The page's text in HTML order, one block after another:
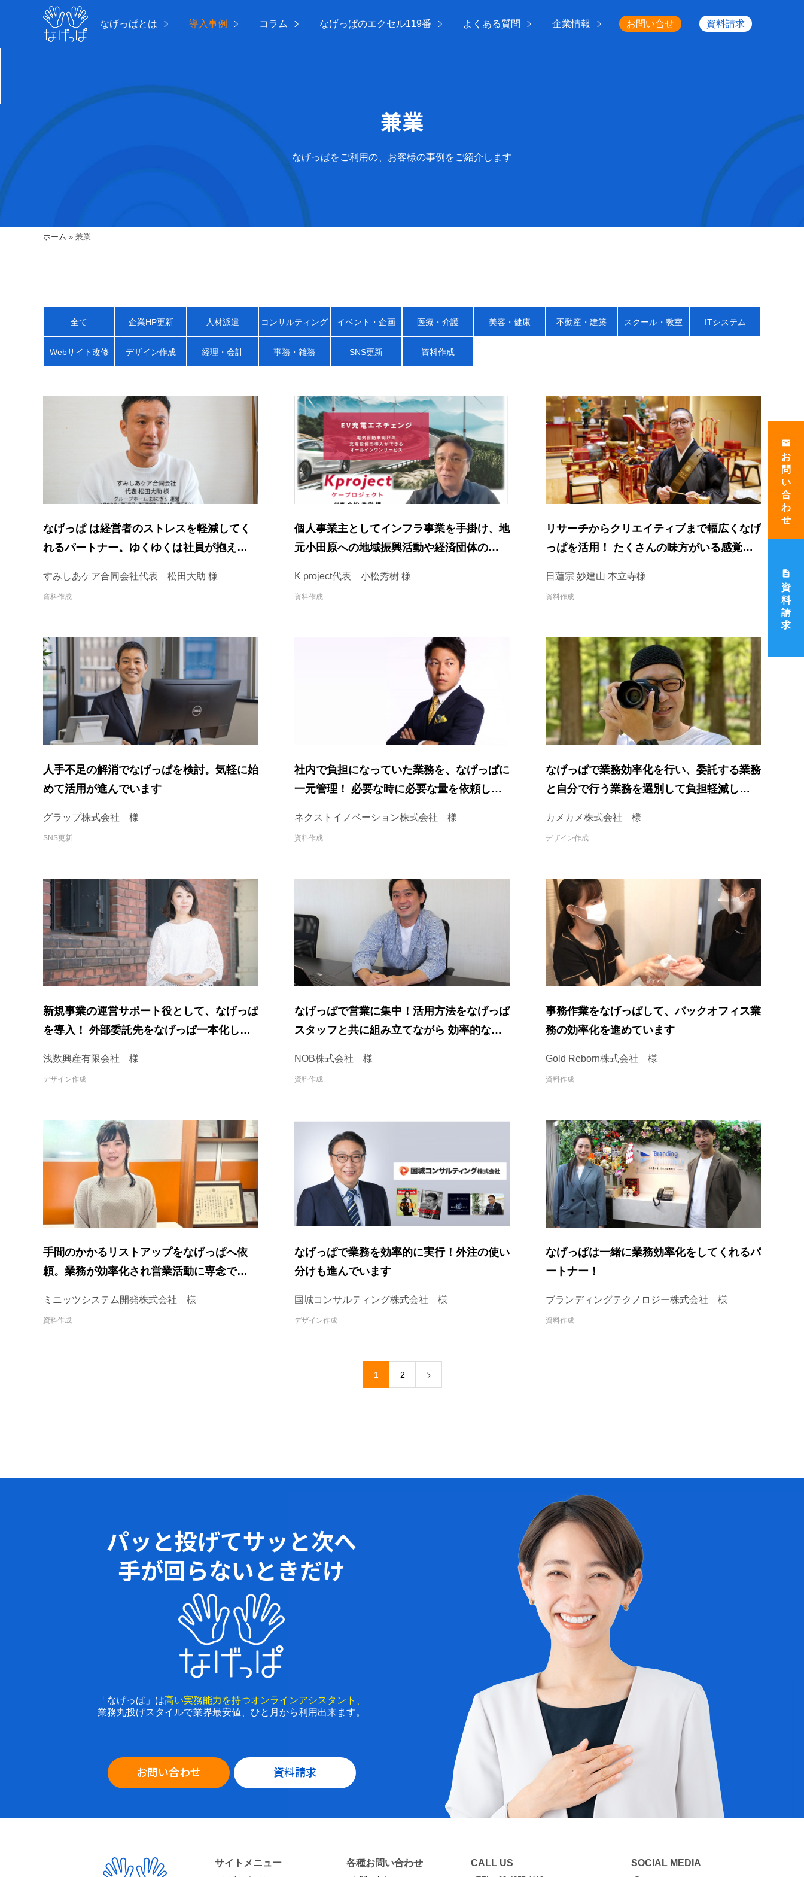
なげっぱとは 導入事例 コラム なげっぱのエクセル119番 よくある質問 企業情報 お問い合せ 資料請求
email
お
問
い
合
わ
せ
description
資
料
請
求
兼業
なげっぱをご利用の、お客様の事例をご紹介します
ホーム » 兼業
全て 企業HP更新 人材派遣 コンサルティング イベント・企画 医療・介護 美容・健康 不動産・建築 スクール・教室 ITシステム
Webサイト改修 デザイン作成 経理・会計 事務・雑務 SNS更新 資料作成
なげっぱ は経営者のストレスを軽減してく
れるパートナー。ゆくゆくは社員が抱えてい
すみしあケア合同会社代表 松田大助 様
資料作成
個人事業主としてインフラ事業を手掛け、地
元小田原への地域振興活動や経済団体の理事
K project代表 小松秀樹 様
資料作成
リサーチからクリエイティブまで幅広くなげ
っぱを活用！ たくさんの味方がいる感覚
日蓮宗 妙建山 本立寺様
資料作成
人手不足の解消でなげっぱを検討。気軽に始
めて活用が進んでいます
グラップ株式会社 様
SNS更新
社内で負担になっていた業務を、なげっぱに
一元管理！ 必要な時に必要な量を依頼して
ネクストイノベーション株式会社 様
資料作成
なげっぱで業務効率化を行い、委託する業務
と自分で行う業務を選別して負担軽減してい
カメカメ株式会社 様
デザイン作成
新規事業の運営サポート役として、なげっぱ
を導入！ 外部委託先をなげっぱ一本化した
浅数興産有限会社 様
デザイン作成
なげっぱで営業に集中！活用方法をなげっぱ
スタッフと共に組み立てながら 効率的な活
NOB株式会社 様
資料作成
事務作業をなげっぱして、バックオフィス業
務の効率化を進めています
Gold Reborn株式会社 様
資料作成
手間のかかるリストアップをなげっぱへ依
頼。業務が効率化され営業活動に専念できて
ミニッツシステム開発株式会社 様
資料作成
なげっぱで業務を効率的に実行！外注の使い
分けも進んでいます
国城コンサルティング株式会社 様
デザイン作成
なげっぱは一緒に業務効率化をしてくれるパ
ートナー！
ブランディングテクノロジー株式会社 様
資料作成
1 2
パッと投げてサッと次へ
手が回らないときだけ
「なげっぱ」は高い実務能力を持つオンラインアシスタント、
業務丸投げスタイルで業界最安値、ひと月から利用出来ます。
お問い合わせ 資料請求
サイトメニュー 各種お問い合わせ CALL US SOCIAL MEDIA